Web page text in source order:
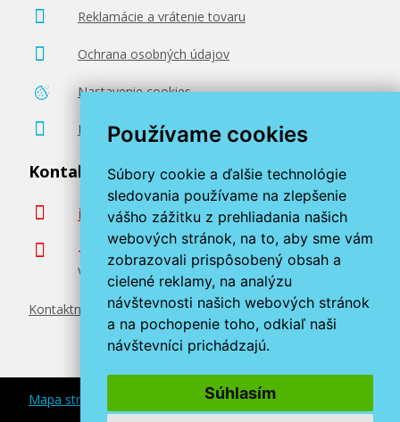
Používame cookies
Súbory cookie a ďalšie technológie
sledovania používame na zlepšenie
vášho zážitku z prehliadania našich
webových stránok, na to, aby sme vám
zobrazovali prispôsobený obsah a
cielené reklamy, na analýzu
návštevnosti našich webových stránok
a na pochopenie toho, odkiaľ naši
návštevníci prichádzajú.
Súhlasím
Reklamácie a vrátenie tovaru
Ochrana osobných údajov
Nastavenie cookies
Poradenstvo zadarmo
Kontaktujte nás
info@miroluk.sk
+420 377 222 313
Volajte v pracovné dni od 8. do 17. hod.
Kontaktné údaje
Mapa stránok